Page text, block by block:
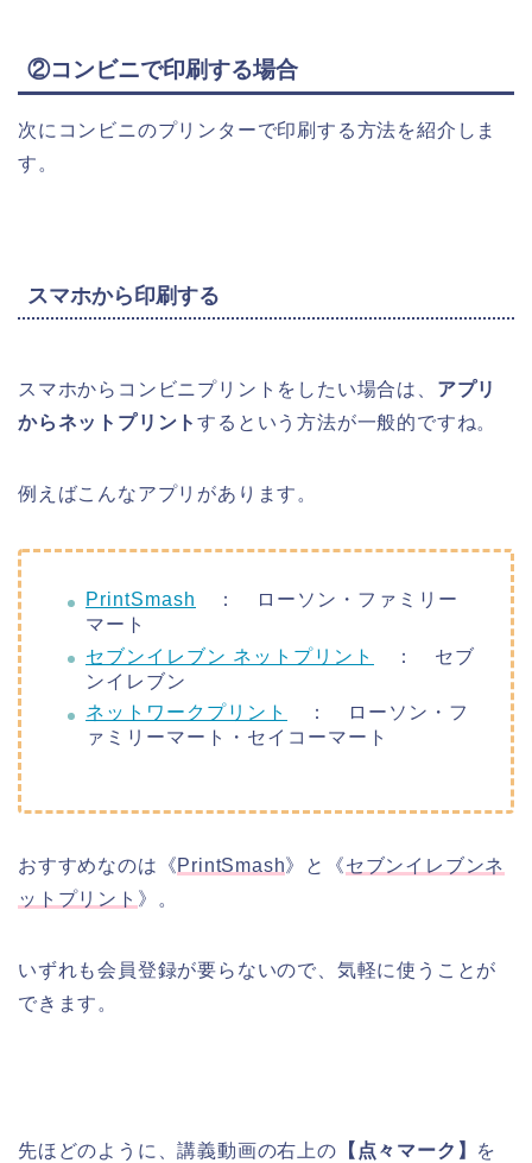
②コンビニで印刷する場合
次にコンビニのプリンターで印刷する方法を紹介しま
す。
スマホから印刷する
スマホからコンビニプリントをしたい場合は、 アプリ
からネットプリントするという方法が一般的ですね。
例えばこんなアプリがあります。
PrintSmash
： ローソン・ファミリー
マート
セブンイレブン ネットプリント
： セブ
ンイレブン
ネットワークプリント
： ローソン・フ
ァミリーマート・セイコーマート
おすすめなのは《PrintSmash》と《セブンイレブンネ
ットプリント 》。
いずれも会員登録が要らないので、気軽に使うことが
できます。
先ほどのように、講義動画の右上の 【点々マーク】 を